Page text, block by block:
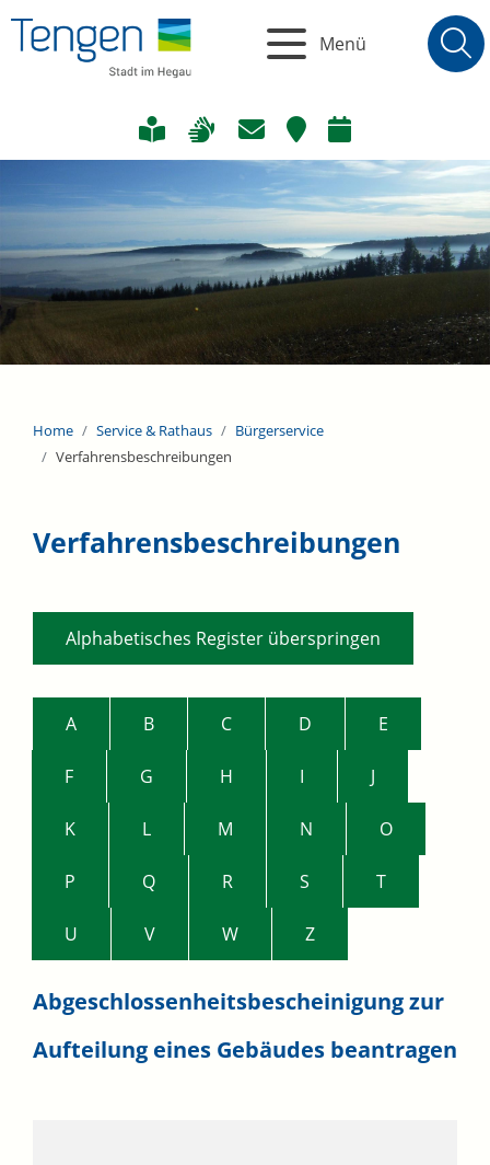
Menü
Home Service & Rathaus
Bürgerservice
Verfahrensbeschreibungen
Verfahrensbeschreibungen
Alphabetisches Register überspringen
A B C D E
F G H I J
K L M N O
P Q R S T
U V W Z
Abgeschlossenheitsbescheinigung zur
Aufteilung eines Gebäudes beantragen